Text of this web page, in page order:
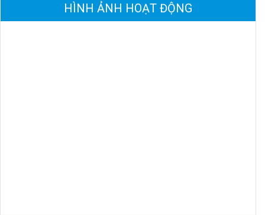
HÌNH ẢNH HOẠT ĐỘNG